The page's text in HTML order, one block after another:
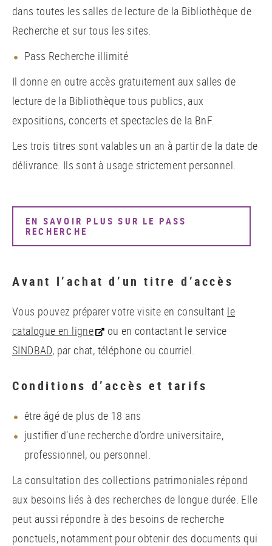
dans toutes les salles de lecture de la Bibliothèque de
Recherche et sur tous les sites.
Pass Recherche illimité
Il donne en outre accès gratuitement aux salles de
lecture de la Bibliothèque tous publics, aux
expositions, concerts et spectacles de la BnF.
Les trois titres sont valables un an à partir de la date de
délivrance. Ils sont à usage strictement personnel.
EN SAVOIR PLUS SUR LE PASS
RECHERCHE
Avant l’achat d’un titre d’accès
Vous pouvez préparer votre visite en consultant le
catalogue en ligne
ou en contactant le service
SINDBAD, par chat, téléphone ou courriel.
Conditions d’accès et tarifs
être âgé de plus de 18 ans
justifier d’une recherche d’ordre universitaire,
professionnel, ou personnel.
La consultation des collections patrimoniales répond
aux besoins liés à des recherches de longue durée. Elle
peut aussi répondre à des besoins de recherche
ponctuels, notamment pour obtenir des documents qui